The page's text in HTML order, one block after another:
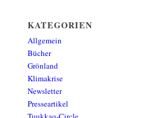
KATEGORIEN
Allgemein
Bücher
Grönland
Klimakrise
Newsletter
Presseartikel